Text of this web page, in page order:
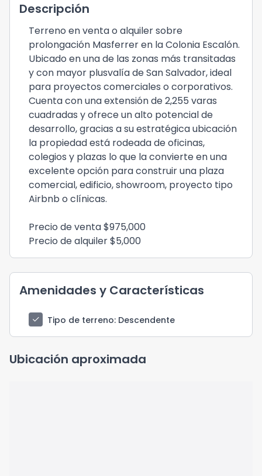
Descripción
Terreno en venta o alquiler sobre
prolongación Masferrer en la Colonia Escalón.
Ubicado en una de las zonas más transitadas
y con mayor plusvalía de San Salvador, ideal
para proyectos comerciales o corporativos.
Cuenta con una extensión de 2,255 varas
cuadradas y ofrece un alto potencial de
desarrollo, gracias a su estratégica ubicación
la propiedad está rodeada de oficinas,
colegios y plazas lo que la convierte en una
excelente opción para construir una plaza
comercial, edificio, showroom, proyecto tipo
Airbnb o clínicas.
Precio de venta $975,000
Precio de alquiler $5,000
Amenidades y Características
check Tipo de terreno: Descendente
Ubicación aproximada